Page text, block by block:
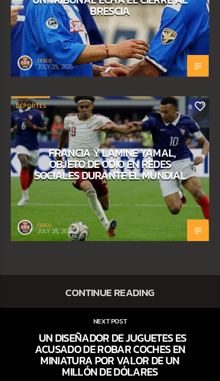
BRESCIA
rasco
JULY 29, 2026
DEPORTES 0
FRANCIA Y LAMINE YAMAL,
OBJETO DE ODIO EN REDES
SOCIALES DURANTE EL MUNDIAL
rasco
JULY 28, 2026
CONTINUE READING
NEXT POST
UN DISEÑADOR DE JUGUETES ES
ACUSADO DE ROBAR COCHES EN
MINIATURA POR VALOR DE UN
MILLÓN DE DÓLARES